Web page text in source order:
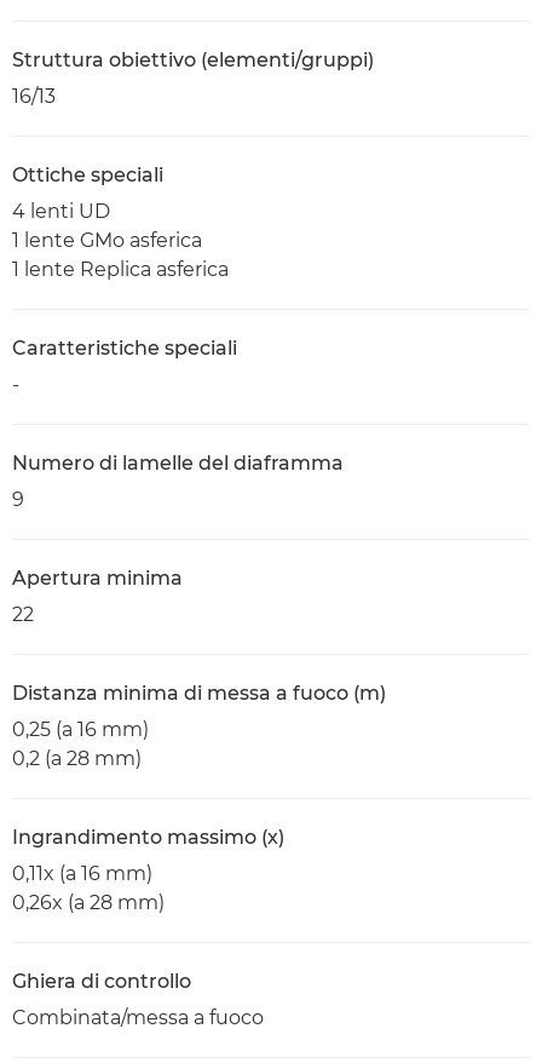
Struttura obiettivo (elementi/gruppi)
16/13
Ottiche speciali
4 lenti UD
1 lente GMo asferica
1 lente Replica asferica
Caratteristiche speciali
-
Numero di lamelle del diaframma
9
Apertura minima
22
Distanza minima di messa a fuoco (m)
0,25 (a 16 mm)
0,2 (a 28 mm)
Ingrandimento massimo (x)
0,11x (a 16 mm)
0,26x (a 28 mm)
Ghiera di controllo
Combinata/messa a fuoco